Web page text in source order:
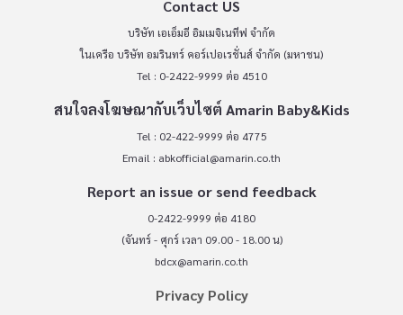
Contact US
บริษัท เอเอ็มอี อิมเมจิเนทีฟ จำกัด
ในเครือ บริษัท อมรินทร์ คอร์เปอเรชั่นส์ จำกัด (มหาชน)
Tel : 0-2422-9999 ต่อ 4510
สนใจลงโฆษณากับเว็บไซต์ Amarin Baby&Kids
Tel : 02-422-9999 ต่อ 4775
Email : abkofficial@amarin.co.th
Report an issue or send feedback
0-2422-9999 ต่อ 4180
(จันทร์ - ศุกร์ เวลา 09.00 - 18.00 น)
bdcx@amarin.co.th
Privacy Policy